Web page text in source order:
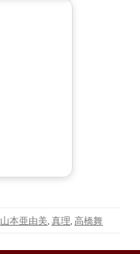
山本亜由美 真理 高橋舞